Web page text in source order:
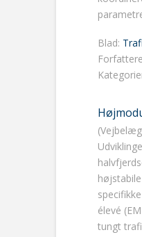
Blad:
élevé
tungt